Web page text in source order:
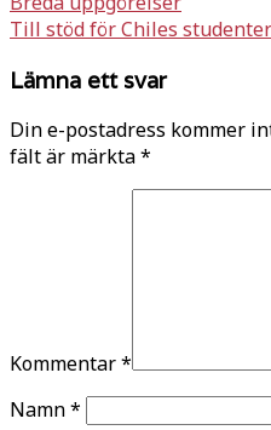
Till stöd för Chiles studenter
Lämna ett svar
Din e-postadress kommer
fält är märkta*
Kommentar*
Namn*